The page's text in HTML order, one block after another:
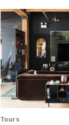
Tours